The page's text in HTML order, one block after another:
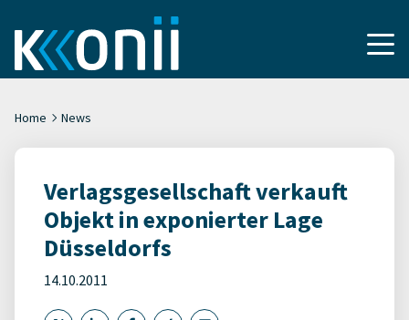
Home News
Verlagsgesellschaft verkauft
Objekt in exponierter Lage
Düsseldorfs
14.10.2011